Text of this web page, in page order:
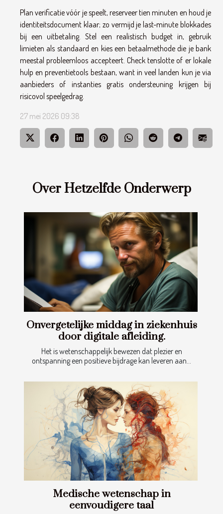
Over Hetzelfde Onderwerp
Onvergetelijke middag in ziekenhuis
door digitale afleiding.
Het is wetenschappelijk bewezen dat plezier en
ontspanning een positieve bijdrage kan leveren aan...
Medische wetenschap in
eenvoudigere taal
Plan verificatie vóór je speelt, reserveer tien minuten en houd je
identiteitsdocument klaar; zo vermijd je last-minute blokkades
bij een uitbetaling. Stel een realistisch budget in, gebruik
limieten als standaard en kies een betaalmethode die je bank
meestal probleemloos accepteert. Check tenslotte of er lokale
hulp en preventietools bestaan, want in veel landen kun je via
aanbieders of instanties gratis ondersteuning krijgen bij
risicovol speelgedrag.
27 mei 2026 09:38